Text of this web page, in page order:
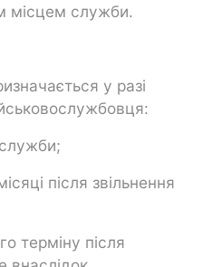
місцем служби.
у разі
після звільнення
терміну після